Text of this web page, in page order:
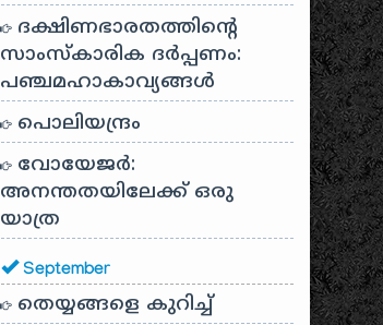
ദക്ഷിണഭാരതത്തിൻ്റെ
സാംസ്കാരിക ദർപ്പണം:
പഞ്ചമഹാകാവ്യങ്ങൾ
പൊലിയന്ദ്രം
വോയേജർ:
അനന്തതയിലേക്ക് ഒരു
യാത്ര
September
തെയ്യങ്ങളെ കുറിച്ച്